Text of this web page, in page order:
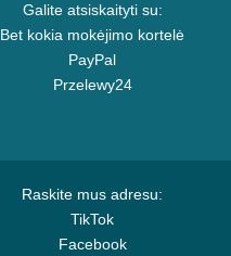
Galite atsiskaityti su:
Bet kokia mokėjimo kortelė
PayPal
Przelewy24
Raskite mus adresu:
TikTok
Facebook